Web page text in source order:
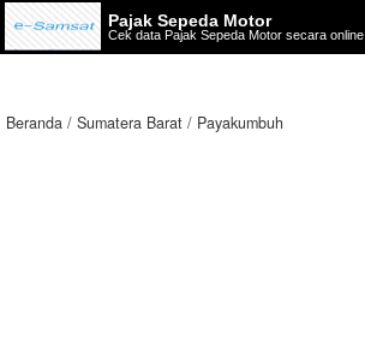
Pajak Sepeda Motor
Cek data Pajak Sepeda Motor secara online
Beranda Sumatera Barat Payakumbuh